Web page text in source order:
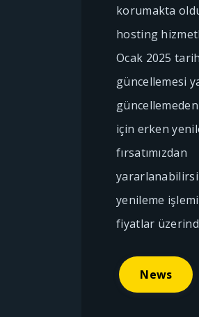
korumakta
hosting
Ocak 2025
güncellemesi
için erken
fırsatımızdan
yenileme
fiyatlar
News